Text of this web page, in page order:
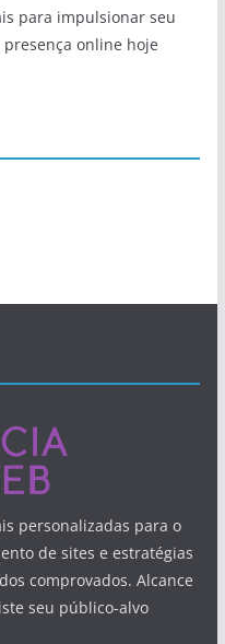
para impulsionar seu
online hoje
personalizadas para o
de sites e estratégias
comprovados. Alcance
seu público-alvo